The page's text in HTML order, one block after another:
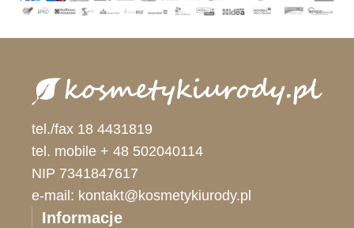
tel./fax 18 4431819
tel. mobile + 48 502040114
NIP 7341847617
e-mail: kontakt@kosmetykiurody.pl
Informacje